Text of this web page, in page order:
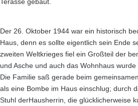
Terasse gebaut.
Der 26. Oktober 1944 war ein historisch
Haus, denn es sollte eigentlich sein Ende
zweiten Weltkrieges fiel ein Großteil der
und Asche und auch das Wohnhaus wurde
Die Familie saß gerade beim
als eine Bombe im Haus einschlug; durch
Stuhl derHausherrin, die glücklicherweise